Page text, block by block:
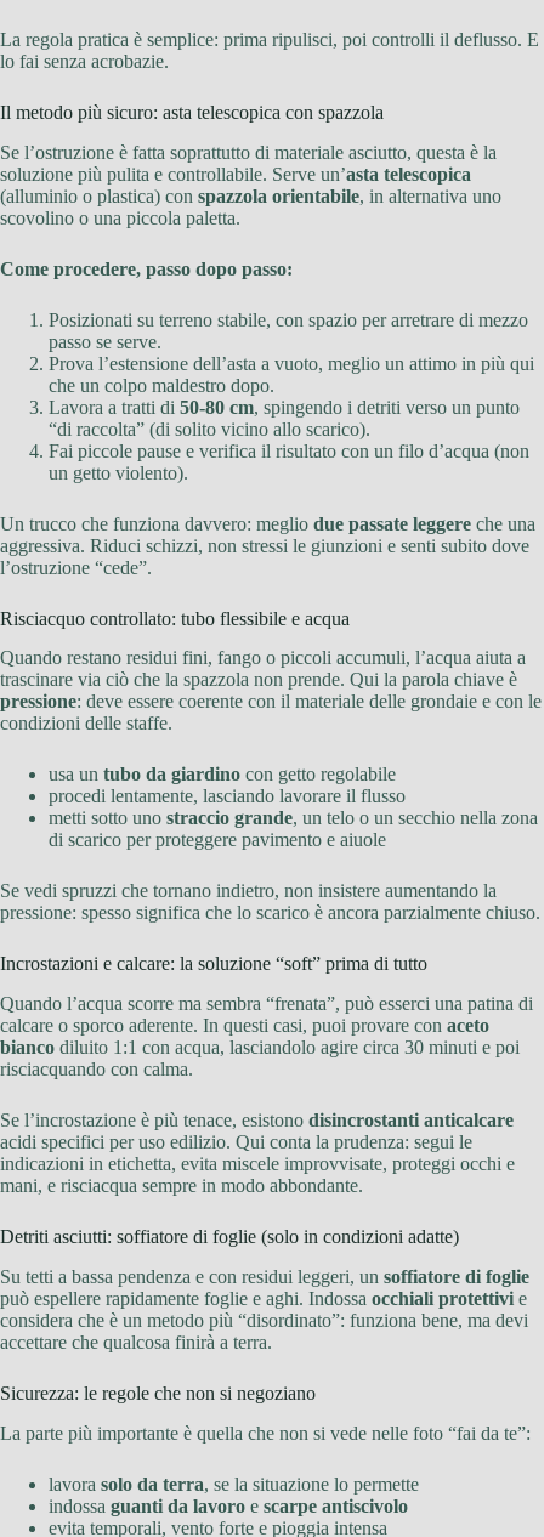
La regola pratica è semplice: prima ripulisci, poi controlli il deflusso. E
lo fai senza acrobazie.
Il metodo più sicuro: asta telescopica con spazzola
Se l’ostruzione è fatta soprattutto di materiale asciutto, questa è la
soluzione più pulita e controllabile. Serve un’asta telescopica
(alluminio o plastica) con spazzola orientabile, in alternativa uno
scovolino o una piccola paletta.
Come procedere, passo dopo passo:
Posizionati su terreno stabile, con spazio per arretrare di mezzo
passo se serve.
Prova l’estensione dell’asta a vuoto, meglio un attimo in più qui
che un colpo maldestro dopo.
Lavora a tratti di 50-80 cm, spingendo i detriti verso un punto
“di raccolta” (di solito vicino allo scarico).
Fai piccole pause e verifica il risultato con un filo d’acqua (non
un getto violento).
Un trucco che funziona davvero: meglio due passate leggere che una
aggressiva. Riduci schizzi, non stressi le giunzioni e senti subito dove
l’ostruzione “cede”.
Risciacquo controllato: tubo flessibile e acqua
Quando restano residui fini, fango o piccoli accumuli, l’acqua aiuta a
trascinare via ciò che la spazzola non prende. Qui la parola chiave è
pressione: deve essere coerente con il materiale delle grondaie e con le
condizioni delle staffe.
usa un tubo da giardino con getto regolabile
procedi lentamente, lasciando lavorare il flusso
metti sotto uno straccio grande, un telo o un secchio nella zona
di scarico per proteggere pavimento e aiuole
Se vedi spruzzi che tornano indietro, non insistere aumentando la
pressione: spesso significa che lo scarico è ancora parzialmente chiuso.
Incrostazioni e calcare: la soluzione “soft” prima di tutto
Quando l’acqua scorre ma sembra “frenata”, può esserci una patina di
calcare o sporco aderente. In questi casi, puoi provare con aceto
bianco diluito 1:1 con acqua, lasciandolo agire circa 30 minuti e poi
risciacquando con calma.
Se l’incrostazione è più tenace, esistono disincrostanti anticalcare
acidi specifici per uso edilizio. Qui conta la prudenza: segui le
indicazioni in etichetta, evita miscele improvvisate, proteggi occhi e
mani, e risciacqua sempre in modo abbondante.
Detriti asciutti: soffiatore di foglie (solo in condizioni adatte)
Su tetti a bassa pendenza e con residui leggeri, un soffiatore di foglie
può espellere rapidamente foglie e aghi. Indossa occhiali protettivi e
considera che è un metodo più “disordinato”: funziona bene, ma devi
accettare che qualcosa finirà a terra.
Sicurezza: le regole che non si negoziano
La parte più importante è quella che non si vede nelle foto “fai da te”:
lavora solo da terra, se la situazione lo permette
indossa guanti da lavoro e scarpe antiscivolo
evita temporali, vento forte e pioggia intensa